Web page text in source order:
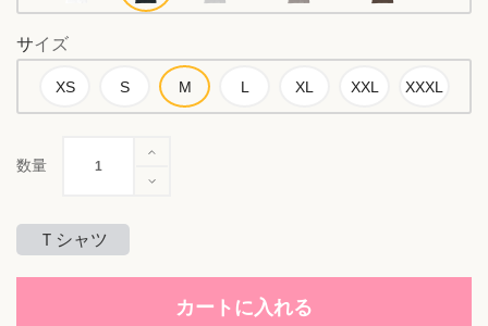
サイズ
数量
Ｔシャツ
カートに入れる